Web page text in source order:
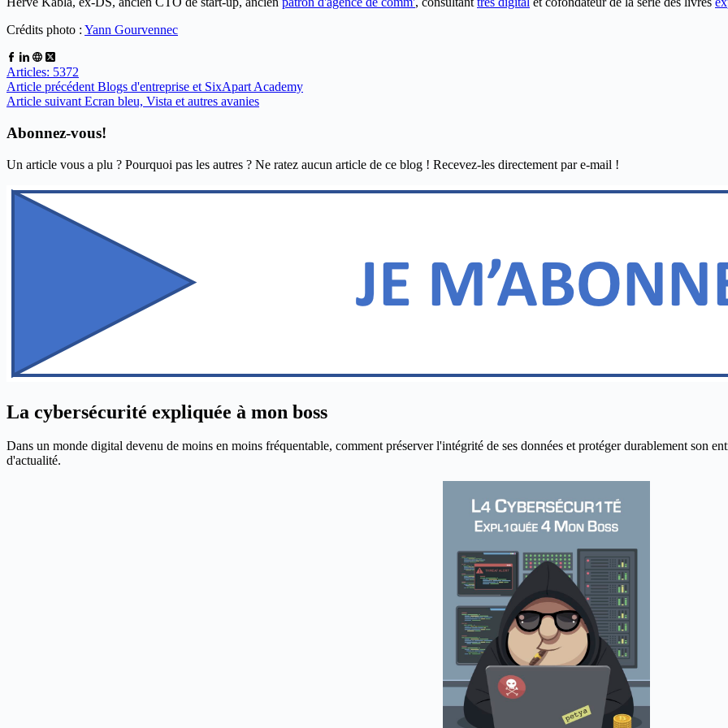
Crédits photo : Yann Gourvennec
Articles: 5372
Article précédent Blogs d'entreprise et SixApart Academy
Article suivant Ecran bleu, Vista et autres avanies
Abonnez-vous!
Un article vous a plu ? Pourquoi pas les autres ? Ne ratez aucun article de ce blog ! Recevez-les directement par e-mail !
La cybersécurité expliquée à mon boss
Dans un monde digital devenu de moins en moins fréquentable, comment préserver l'intégrité de ses données et protéger durablement son
d'actualité.